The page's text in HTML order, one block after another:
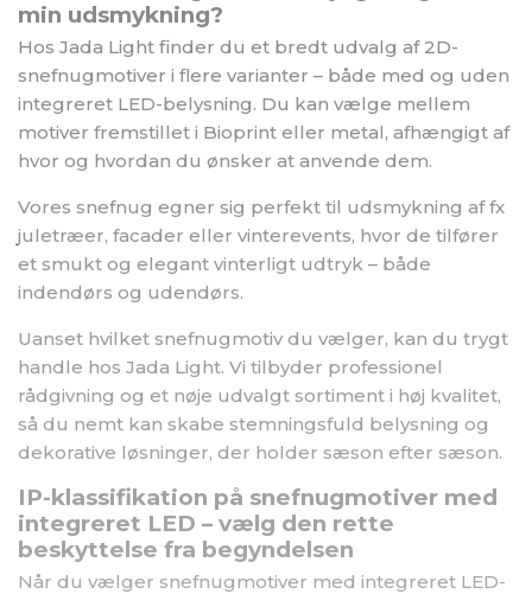
min udsmykning?
Hos Jada Light finder du et bredt udvalg af 2D-
snefnugmotiver i flere varianter – både med og uden
integreret LED-belysning. Du kan vælge mellem
motiver fremstillet i Bioprint eller metal, afhængigt af
hvor og hvordan du ønsker at anvende dem.
Vores snefnug egner sig perfekt til udsmykning af fx
juletræer, facader eller vinterevents, hvor de tilfører
et smukt og elegant vinterligt udtryk – både
indendørs og udendørs.
Uanset hvilket snefnugmotiv du vælger, kan du trygt
handle hos Jada Light. Vi tilbyder professionel
rådgivning og et nøje udvalgt sortiment i høj kvalitet,
så du nemt kan skabe stemningsfuld belysning og
dekorative løsninger, der holder sæson efter sæson.
IP-klassifikation på snefnugmotiver med
integreret LED – vælg den rette
beskyttelse fra begyndelsen
Når du vælger snefnugmotiver med integreret LED-